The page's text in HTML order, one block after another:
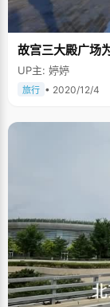
故宫三大殿广场
UP主: 婷婷
旅行 • 2020/12/4